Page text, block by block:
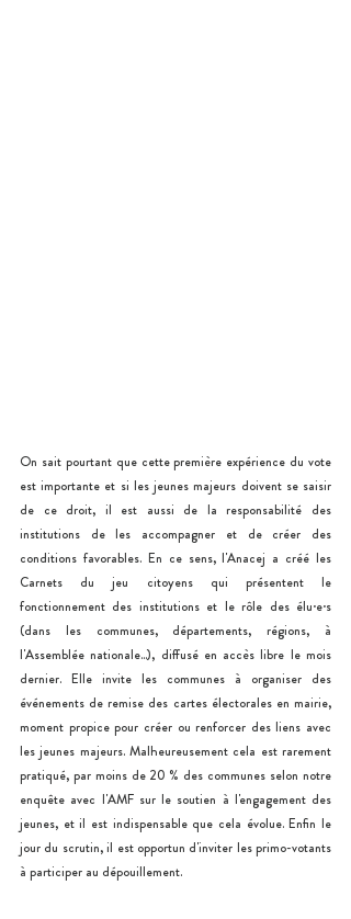
On sait pourtant que cette première expérience du vote
est importante et si les jeunes majeurs doivent se saisir
de ce droit, il est aussi de la responsabilité des
institutions de les accompagner et de créer des
conditions favorables. En ce sens, l'Anacej a créé les
Carnets du jeu citoyens qui présentent le
fonctionnement des institutions et le rôle des élu·e·s
(dans les communes, départements, régions, à
l'Assemblée nationale...), diffusé en accès libre le mois
dernier. Elle invite les communes à organiser des
événements de remise des cartes électorales en mairie,
moment propice pour créer ou renforcer des liens avec
les jeunes majeurs. Malheureusement cela est rarement
pratiqué, par moins de 20 % des communes selon notre
enquête avec l'AMF sur le soutien à l'engagement des
jeunes, et il est indispensable que cela évolue. Enfin le
jour du scrutin, il est opportun d'inviter les primo-votants
à participer au dépouillement.